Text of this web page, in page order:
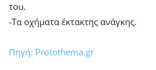
του.
-Τα οχήματα έκτακτης ανάγκης.
Πηγή: Protothema.gr